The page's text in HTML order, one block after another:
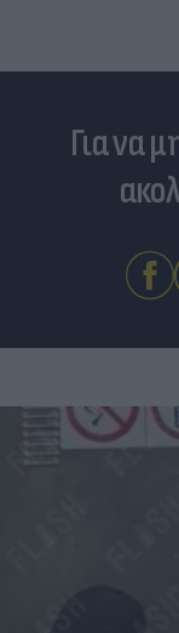
Για να